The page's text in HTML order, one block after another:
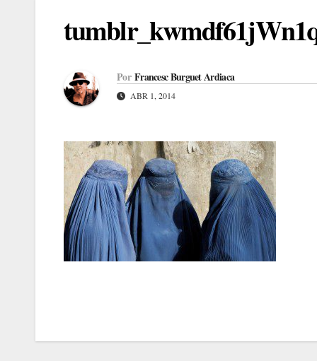
Por Francesc Burguet Ardiaca
ABR 1, 2014
de